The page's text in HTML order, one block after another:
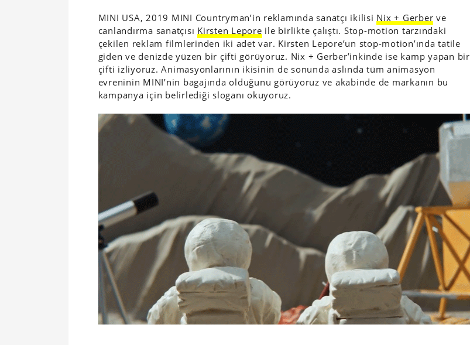
MINI USA, 2019 MINI Countryman’in reklamında sanatçı ikilisi Nix + Gerber ve
canlandırma sanatçısı Kirsten Lepore ile birlikte çalıştı. Stop-motion tarzındaki
çekilen reklam filmlerinden iki adet var. Kirsten Lepore’un stop-motion’ında tatile
giden ve denizde yüzen bir çifti görüyoruz. Nix + Gerber’inkinde ise kamp yapan bir
çifti izliyoruz. Animasyonlarının ikisinin de sonunda aslında tüm animasyon
evreninin MINI’nin bagajında olduğunu görüyoruz ve akabinde de markanın bu
kampanya için belirlediği sloganı okuyoruz.